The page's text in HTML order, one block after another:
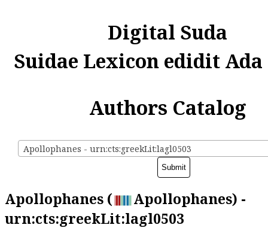
Digital Suda
Suidae Lexicon edidit
Authors Catalog
Apollophanes - urn:cts:greekLit:lagl0503
Apollophanes (
Apollophanes) -
urn:cts:greekLit:lagl0503